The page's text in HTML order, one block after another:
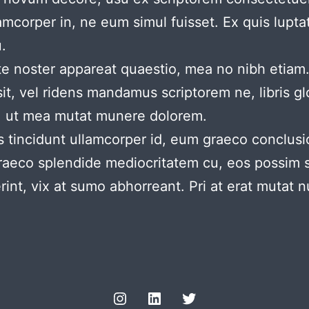
in, ne eum simul fuisset. Ex quis
noster appareat quaestio, mea no nibh
vel ridens mandamus scriptorem ne, libris
mea mutat munere dolorem.
tincidunt ullamcorper id, eum graeco
splendide mediocritatem cu, eos possim
vix at sumo abhorreant. Pri at erat mutat
InstagramLinkedIn